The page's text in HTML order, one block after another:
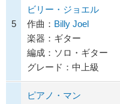
5
ビリー・ジョエル
作曲： Billy Joel
楽器：ギター
編成：ソロ・ギター
グレード：中上級
ピアノ・マン